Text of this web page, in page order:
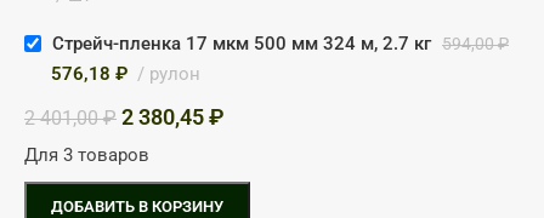
Стрейч-пленка 17 мкм 500 мм 324 м, 2.7 кг 594,00₽
576,18 ₽ рулон
2 401,00₽ 2 380,45₽
Для 3 товаров
ДОБАВИТЬ В КОРЗИНУ